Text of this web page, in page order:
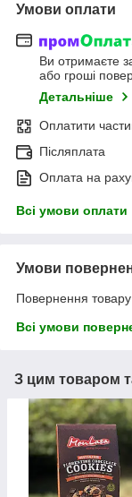
Умови оплати
Ви отримаєте
або гроші
Детальніше
Оплатити
Післяплата
Оплата на
Всі умови оплати
Умови
Повернення
Всі умови
З цим товаром